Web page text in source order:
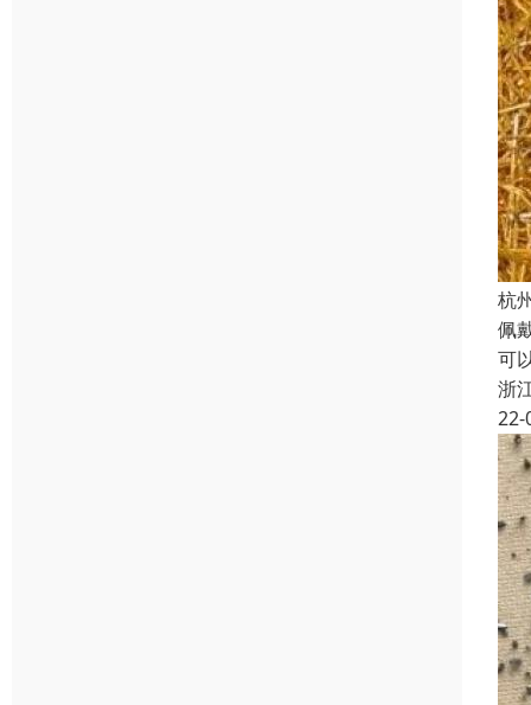
杭
佩
可
浙
22-